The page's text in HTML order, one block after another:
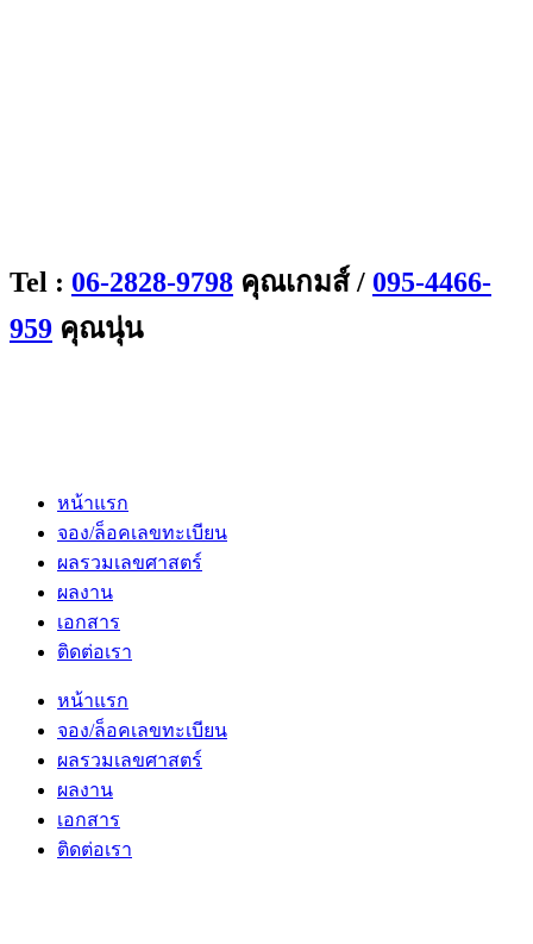
Tel : 06-2828-9798 คุณเกมส์ / 095-4466-
959 คุณนุ่น
หน้าแรก
จอง/ล็อคเลขทะเบียน
ผลรวมเลขศาสตร์
ผลงาน
เอกสาร
ติดต่อเรา
หน้าแรก
จอง/ล็อคเลขทะเบียน
ผลรวมเลขศาสตร์
ผลงาน
เอกสาร
ติดต่อเรา